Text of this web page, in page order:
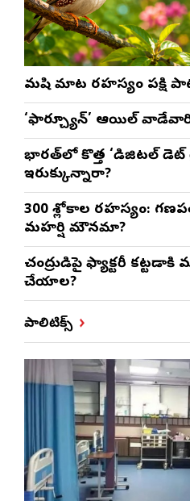
మనిషి మాట రహస్యం పక్షి
‘ఫార్చ్యూన్’ ఆయిల్
భారత్‌లో కొత్త ‘డిజిటల్ డెట్
ఇరుక్కున్నారా?
300 శ్లోకాల రహస్యం:
మహర్షి మౌనమా?
చంద్రుడిపై ఫ్యాక్టరీ కట్టడానికి
చేయాలని?
పాలిటిక్స్